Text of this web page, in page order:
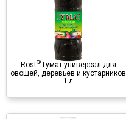
Rost®Гумат универсал для
овощей, деревьев и кустарников
1 л
4 л
Органо-минеральное
удобрение
♦ NPK
♦ микроэлементы
♦ гуминовые вещества